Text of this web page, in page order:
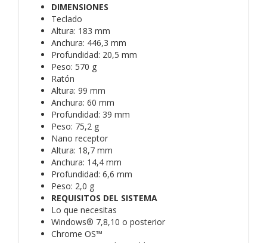
DIMENSIONES
Teclado
Altura: 183 mm
Anchura: 446,3 mm
Profundidad: 20,5 mm
Peso: 570 g
Ratón
Altura: 99 mm
Anchura: 60 mm
Profundidad: 39 mm
Peso: 75,2 g
Nano receptor
Altura: 18,7 mm
Anchura: 14,4 mm
Profundidad: 6,6 mm
Peso: 2,0 g
REQUISITOS DEL SISTEMA
Lo que necesitas
Windows® 7,8,10 o posterior
Chrome OS™